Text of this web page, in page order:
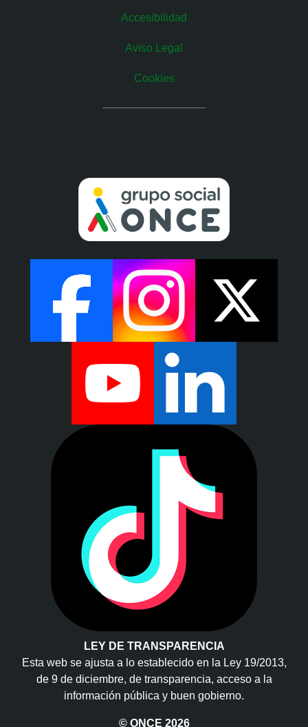
Accesibilidad
Aviso Legal
Cookies
LEY DE TRANSPARENCIA
Esta web se ajusta a lo establecido en la Ley 19/2013,
de 9 de diciembre, de transparencia, acceso a la
información pública y buen gobierno.
© ONCE 2026